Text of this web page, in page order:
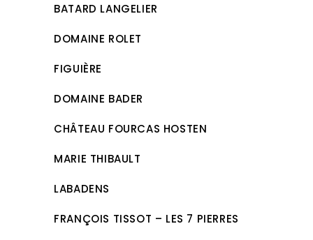
BATARD LANGELIER
DOMAINE ROLET
FIGUIÈRE
DOMAINE BADER
CHÂTEAU FOURCAS HOSTEN
MARIE THIBAULT
LABADENS
FRANÇOIS TISSOT – LES 7 PIERRES